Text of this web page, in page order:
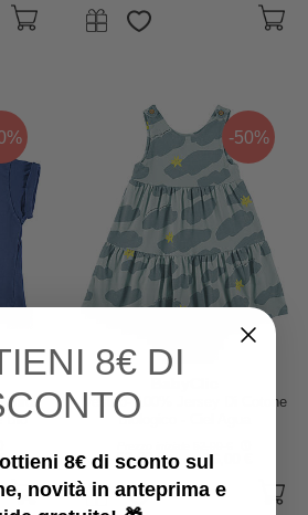
Birds
Bio
-50%
Vestito- 100% Jersey Di Cotone
Biologico - Ciel Agua
52,00 € 26,00 €
8€ DI
8€ di sconto sul
novità in anteprima e